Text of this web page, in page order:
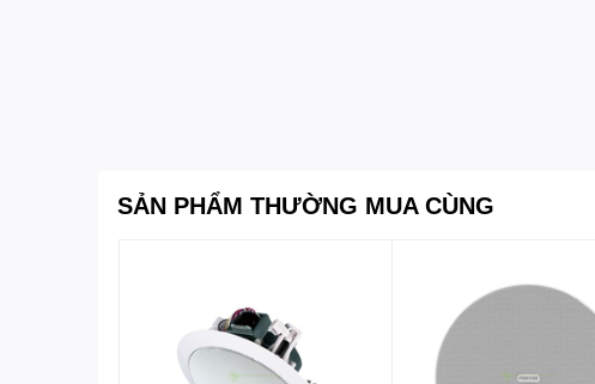
SẢN PHẨM THƯỜNG MUA CÙNG